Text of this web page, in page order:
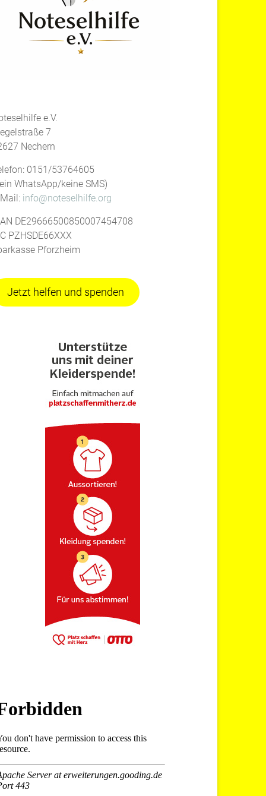
e.V.
7
Nechern
0151/53764605
WhatsApp/keine SMS)
info@noteselhilfe.org
DE29666500850007454708
PZHSDE66XXX
Pforzheim
Jetzt helfen und spenden